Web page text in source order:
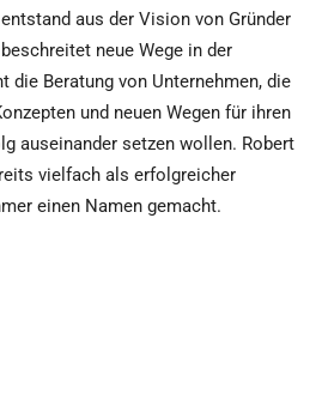
aus der Vision von Gründer
neue Wege in der
die Beratung von Unternehmen, die
und neuen Wegen für ihren
auseinander setzen wollen. Robert
vielfach als erfolgreicher
einen Namen gemacht.